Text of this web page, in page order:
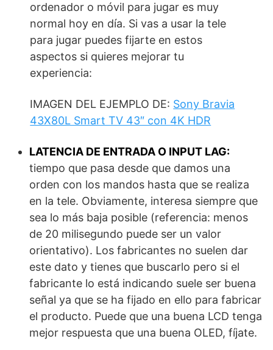
ordenador o móvil para jugar es muy
normal hoy en día. Si vas a usar la tele
para jugar puedes fijarte en estos
aspectos si quieres mejorar tu
experiencia:
IMAGEN DEL EJEMPLO DE: Sony Bravia
43X80L Smart TV 43″ con 4K HDR
LATENCIA DE ENTRADA O INPUT LAG:
tiempo que pasa desde que damos una
orden con los mandos hasta que se realiza
en la tele. Obviamente, interesa siempre que
sea lo más baja posible (referencia: menos
de 20 milisegundo puede ser un valor
orientativo). Los fabricantes no suelen dar
este dato y tienes que buscarlo pero si el
fabricante lo está indicando suele ser buena
señal ya que se ha fijado en ello para fabricar
el producto. Puede que una buena LCD tenga
mejor respuesta que una buena OLED, fíjate.